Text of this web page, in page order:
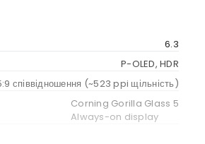
6.3
P-OLED, HDR
співвідношення (~523 ppi щільність)
Corning Gorilla Glass 5
Always-on display